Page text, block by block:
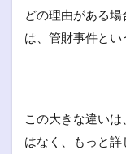
どの理由がある
は、管財事件とい
この大きな違い
はなく、もっと